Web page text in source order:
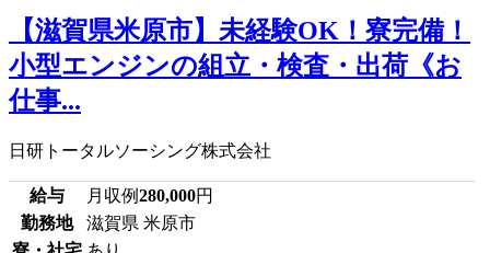
【滋賀県米原市】未経験OK！寮完備！
小型エンジンの組立・検査・出荷《お
仕事...
日研トータルソーシング株式会社
給与 月収例280,000円
勤務地
滋賀県 米原市